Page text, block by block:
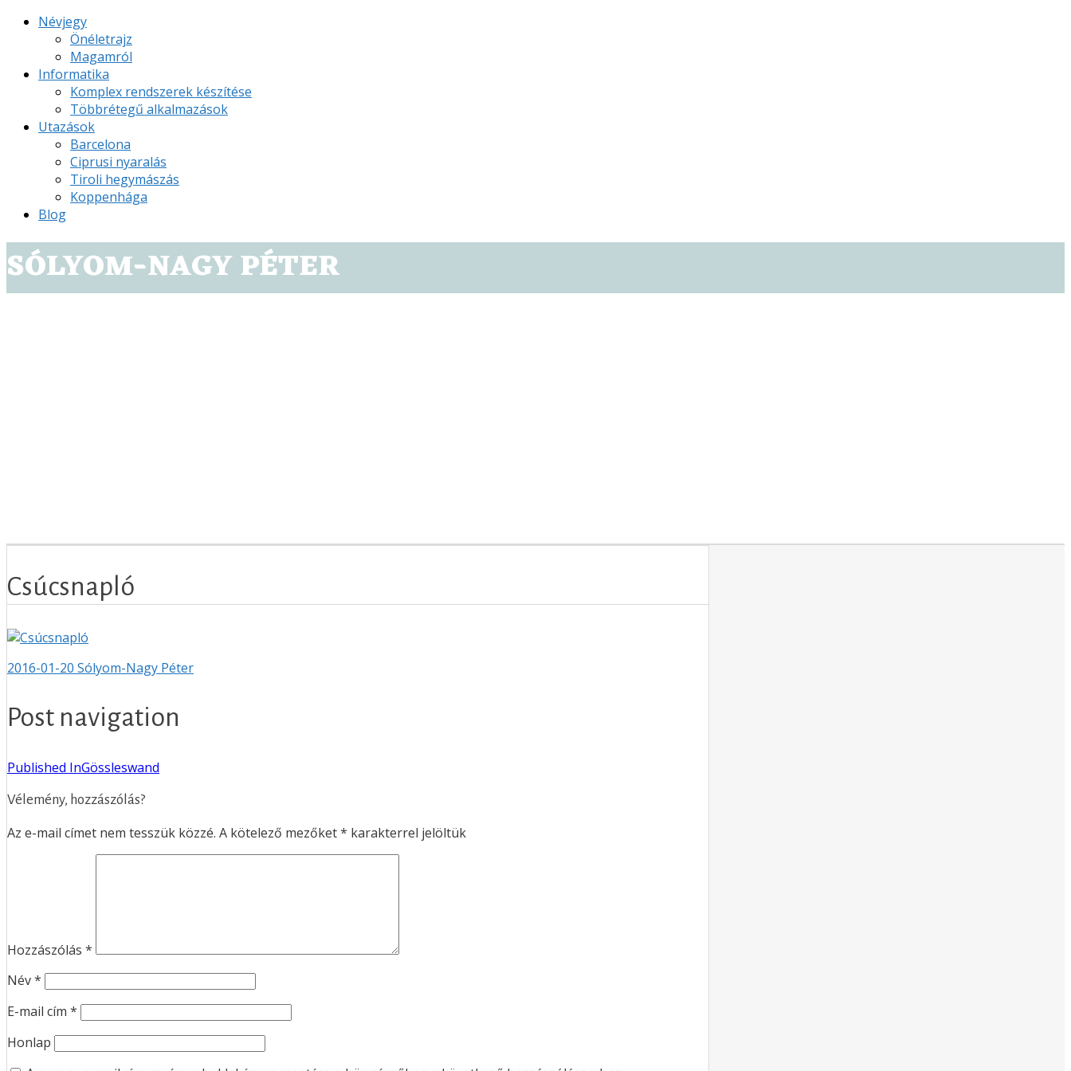
Névjegy
Önéletrajz
Magamról
Informatika
Komplex rendszerek készítése
Többrétegű alkalmazások
Utazások
Barcelona
Ciprusi nyaralás
Tiroli hegymászás
Koppenhága
Blog
SÓLYOM-NAGY PÉTER
Csúcsnapló
2016-01-20 Sólyom-Nagy Péter
Post navigation
Published InGössleswand
Vélemény, hozzászólás?
Az e-mail címet nem tesszük közzé. A kötelező mezőket* karakterrel jelöltük
Hozzászólás *
Név*
E-mail cím *
Honlap